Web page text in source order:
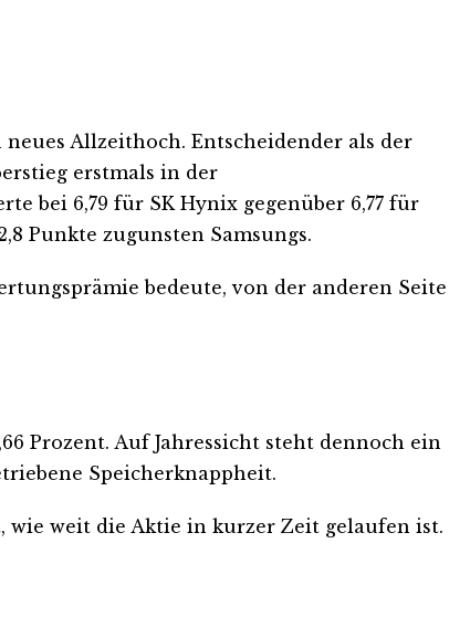
Allzeithoch. Entscheidender als der
erstmals in der
bei 6,79 für SK Hynix gegenüber 6,77 für
Punkte zugunsten Samsungs.
bedeute, von der anderen Seite
Prozent. Auf Jahressicht steht dennoch ein
Speicherknappheit.
wie weit die Aktie in kurzer Zeit gelaufen ist.